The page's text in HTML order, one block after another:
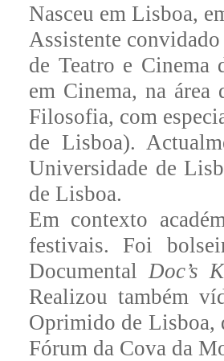
Nasceu em Lisboa,
Assistente
de Teatro e
em Cinema, na área
Filosofia, com
de Lisboa).
Universidade de
de Lisboa.
Em contexto
festivais. Foi
Documental Doc’s
Realizou também
Oprimido de Lisboa,
Fórum da Cova da